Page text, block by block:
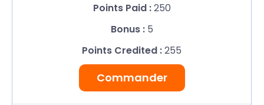
250
5
255
Commander